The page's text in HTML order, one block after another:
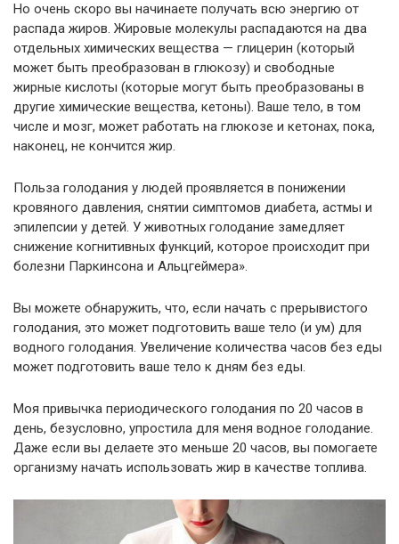
Но очень скоро вы начинаете получать всю энергию от
распада жиров. Жировые молекулы распадаются на два
отдельных химических вещества — глицерин (который
может быть преобразован в глюкозу) и свободные
жирные кислоты (которые могут быть преобразованы в
другие химические вещества, кетоны). Ваше тело, в том
числе и мозг, может работать на глюкозе и кетонах, пока,
наконец, не кончится жир.
Польза голодания у людей проявляется в понижении
кровяного давления, снятии симптомов диабета, астмы и
эпилепсии у детей. У животных голодание замедляет
снижение когнитивных функций, которое происходит при
болезни Паркинсона и Альцгеймера».
Вы можете обнаружить, что, если начать с прерывистого
голодания, это может подготовить ваше тело (и ум) для
водного голодания. Увеличение количества часов без еды
может подготовить ваше тело к дням без еды.
Моя привычка периодического голодания по 20 часов в
день, безусловно, упростила для меня водное голодание.
Даже если вы делаете это меньше 20 часов, вы помогаете
организму начать использовать жир в качестве топлива.